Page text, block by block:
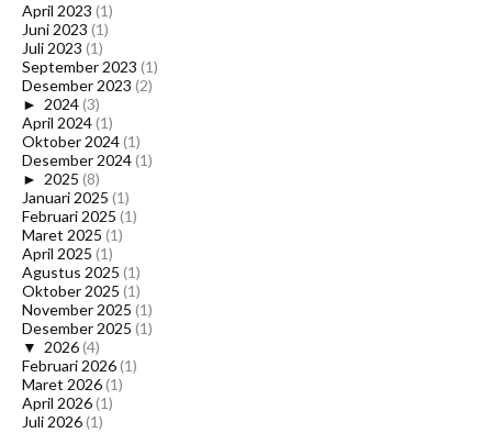
April 2023 (1)
Juni 2023 (1)
Juli 2023 (1)
September 2023 (1)
Desember 2023 (2)
► 2024(3)
April 2024(1)
Oktober 2024(1)
Desember 2024(1)
► 2025 (8)
Januari 2025 (1)
Februari 2025 (1)
Maret 2025 (1)
April 2025 (1)
Agustus 2025 (1)
Oktober 2025 (1)
November 2025 (1)
Desember 2025 (1)
▼ 2026(4)
Februari 2026(1)
Maret 2026(1)
April 2026(1)
Juli 2026(1)